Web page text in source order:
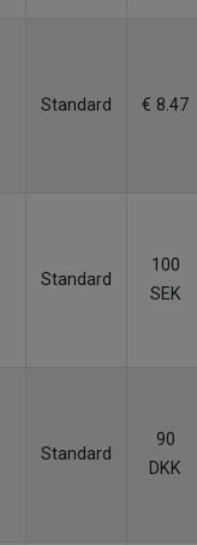
Standard € 8.47
Standard
100
SEK
Standard
90
DKK